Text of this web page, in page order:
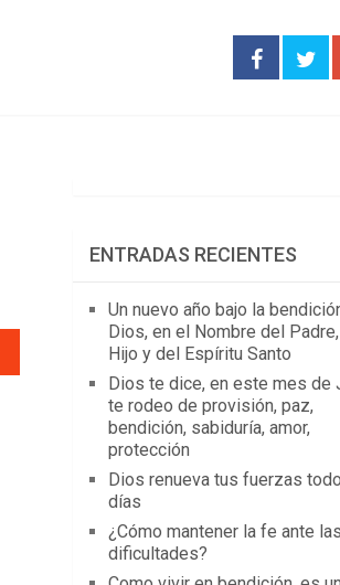
ENTRADAS RECIENTES
Un nuevo año bajo la
Dios, en el Nombre del
Hijo y del Espíritu Santo
Dios te dice, en este mes de
te rodeo de provisión, paz,
bendición, sabiduría, amor,
protección
Dios renueva tus fuerzas
días
¿Cómo mantener la fe ante las
dificultades?